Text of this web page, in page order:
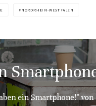
NORDRHEIN-WESTFALEN
ein Smartphone!" von